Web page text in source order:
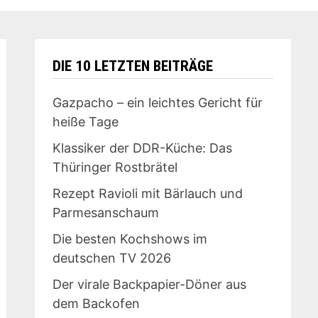
DIE 10 LETZTEN BEITRÄGE
Gazpacho – ein leichtes Gericht für
heiße Tage
Klassiker der DDR-Küche: Das
Thüringer Rostbrätel
Rezept Ravioli mit Bärlauch und
Parmesanschaum
Die besten Kochshows im
deutschen TV 2026
Der virale Backpapier-Döner aus
dem Backofen